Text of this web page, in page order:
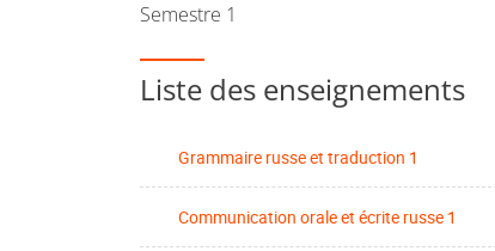
Semestre 1
Liste des enseignements
Grammaire russe et traduction 1
Communication orale et écrite russe 1